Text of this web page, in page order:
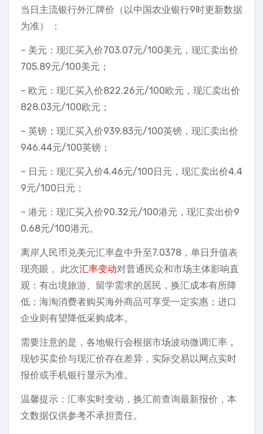
当日主流银行外汇牌价（以中国农业银行9时更新数据
为准） ：
– 美元：现汇买入价703.07元/100美元，现汇卖出价
705.89元/100美元；
– 欧元：现汇买入价822.26元/100欧元，现汇卖出价
828.03元/100欧元；
– 英镑：现汇买入价939.83元/100英镑，现汇卖出价
946.44元/100英镑；
– 日元：现汇买入价4.46元/100日元，现汇卖出价4.4
9元/100日元；
– 港元：现汇买入价90.32元/100港元，现汇卖出价9
0.68元/100港元。
离岸人民币兑美元汇率盘中升至7.0378，单日升值表
现亮眼 。此次汇率变动对普通民众和市场主体影响直
观：有出境旅游、留学需求的居民，换汇成本有所降
低；海淘消费者购买海外商品可享受一定实惠；进口
企业则有望降低采购成本。
需要注意的是，各地银行会根据市场波动微调汇率，
现钞买卖价与现汇价存在差异，实际交易以网点实时
报价或手机银行显示为准。
温馨提示：汇率实时变动，换汇前查询最新报价，本
文数据仅供参考不承担责任。